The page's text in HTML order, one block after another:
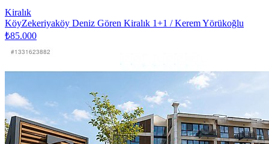
Kiralık
KöyZekeriyaköy Deniz Gören Kiralık 1+1 / Kerem Yörükoğlu
₺85.000